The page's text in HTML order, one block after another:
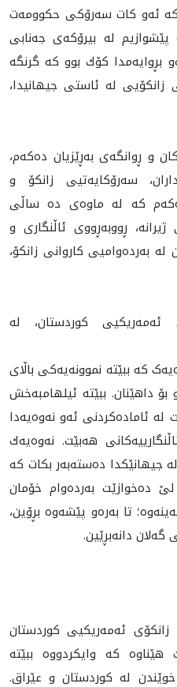
ئه‌و كات سه‌رۆكی حكوومه‌ت
له‌ بیرۆكه‌ی جه‌نابی
بڕوايه‌مدا كۆك بوو كه‌ گرنگه‌
زانكۆيى له‌ ئاستی جیهانیدا،
و ڕوانگه‌ی بەڕێزیان ده‌كه‌م،
سه‌رۆکایه‌تیی زانکۆ و
کە له‌ ماوه‌ی ده‌ ساڵی
ڕووبەڕووی ئاڵنگارى و
لە بەردەوامیی کاروانی زانکۆ،
ئه‌مه‌ريكيى كوردستان، لە
کە ببێتە نموونەیەکی باڵای
داهێنان. ببێته‌ ئیلهامبەخش
له‌ ئاماده‌كردنى ئه‌و نه‌وه‌يه‌دا
هه‌بێت. نه‌وه‌يه‌ك‌
جیهانێکدا ده‌سته‌به‌ر بكات کە
ده‌خوازێت به‌رده‌وام خۆمان
تا به‌ره‌و پێشه‌وه‌ بڕۆین،
دانه‌بڕێین.
ئەمه‌ریکیی کوردستان
کە وايكردووه‌ ببێته‌
له‌ كوردستان و عێراق.